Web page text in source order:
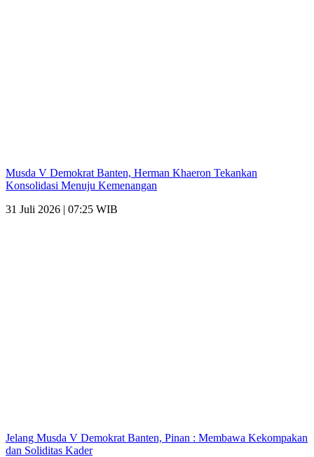
Musda V Demokrat Banten, Herman Khaeron Tekankan
Konsolidasi Menuju Kemenangan
31 Juli 2026 | 07:25 WIB
Jelang Musda V Demokrat Banten, Pinan : Membawa Kekompakan
dan Soliditas Kader